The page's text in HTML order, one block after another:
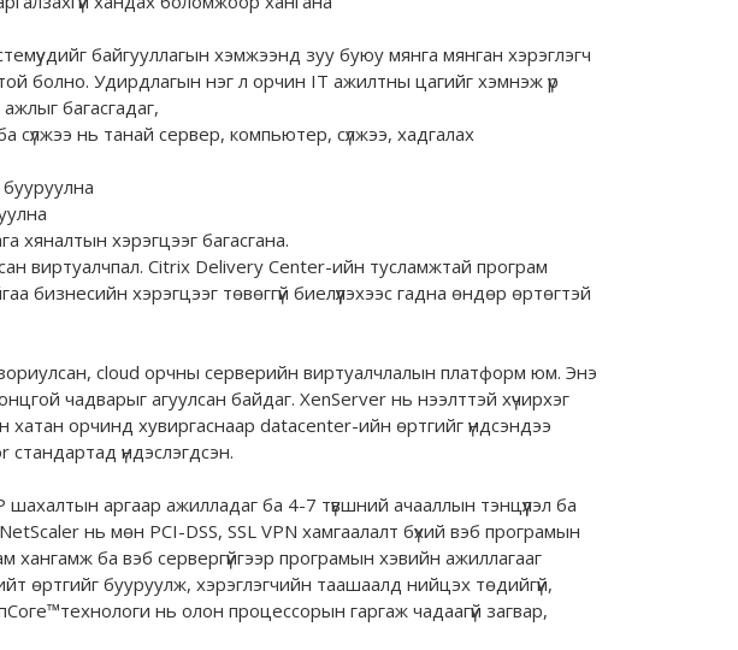
байгууллагын хэмжээнд зуу буюу мянга мянган хэрэглэгч
болно. Удирдлагын нэг л орчин IТ ажилтны цагийг хэмнэж үр
багасгадаг,
нь танай сервер, компьютер, сүлжээ, хадгалах
хяналтын хэрэгцээг багасгана.
виртуалчпал. Citrix Delivery Center-ийн тусламжтай програм
бизнесийн хэрэгцээг төвөггүй биелүүлэхээс гадна өндөр өртөгтэй
cloud орчны серверийн виртуалчлалын платформ юм. Энэ
чадварыг агуулсан байдаг. XenServer нь нээлттэй хүчирхэг
орчинд хувиргаснаар datacenter-ийн өртгийг үндсэндээ
үндэслэгдсэн.
аргаар ажилладаг ба 4-7 түвшний ачааллын тэнцүүлэл ба
нь мөн PCI-DSS, SSL VPN хамгаалалт бүхий вэб програмын
ба вэб сервергүйгээр програмын хэвийн ажиллагааг
өртгийг бууруулж, хэрэглэгчийн таашаалд нийцэх төдийгүй,
нь олон процессорын гаргаж чадаагүй загвар,